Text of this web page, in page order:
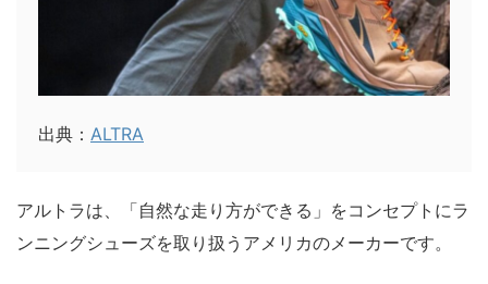
出典： ALTRA
アルトラは、「自然な走り方ができる」をコンセプトにラ
ンニングシューズを取り扱うアメリカのメーカーです。